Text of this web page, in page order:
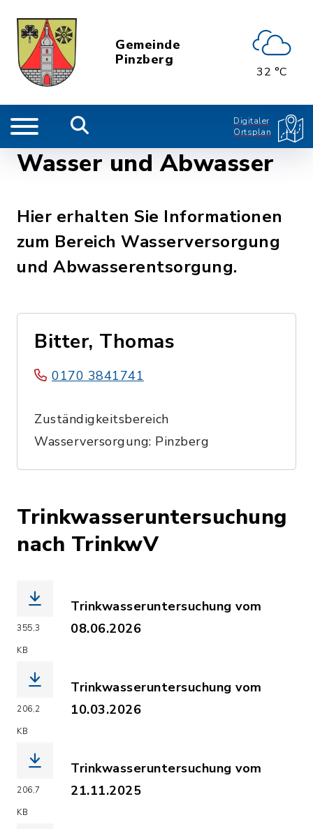
Gemeinde
Pinzberg
32 °C
Digitaler
Ortsplan
Wasser und Abwasser
Hier erhalten Sie Informationen
zum Bereich Wasserversorgung
und Abwasserentsorgung.
Bitter, Thomas
0170 3841741
Zuständigkeitsbereich
Wasserversorgung: Pinzberg
Trinkwasseruntersuchung
nach TrinkwV
355,3
KB
Trinkwasseruntersuchung vom
08.06.2026
206,2
KB
Trinkwasseruntersuchung vom
10.03.2026
206,7
KB
Trinkwasseruntersuchung vom
21.11.2025